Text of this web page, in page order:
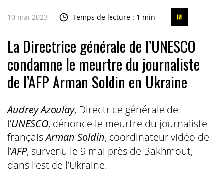
10 mai 2023 Temps de lecture : 1 min
La Directrice générale de l’UNESCO
condamne le meurtre du journaliste
de l’AFP Arman Soldin en Ukraine
Audrey Azoulay, Directrice générale de
l’UNESCO, dénonce le meurtre du journaliste
françaisArman Soldin, coordinateur vidéo de
l’AFP, survenu le 9 mai près de Bakhmout,
dans l’est de l’Ukraine.